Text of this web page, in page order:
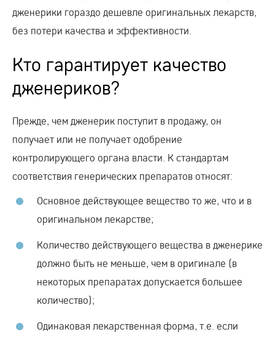
дженерики гораздо дешевле оригинальных лекарств,
без потери качества и эффективности.
Кто гарантирует качество
дженериков?
Прежде, чем дженерик поступит в продажу, он
получает или не получает одобрение
контролирующего органа власти. К стандартам
соответствия генерических препаратов относят:
Основное действующее вещество то же, что и в
оригинальном лекарстве;
Количество действующего вещества в дженерике
должно быть не меньше, чем в оригинале (в
некоторых препаратах допускается большее
количество);
Одинаковая лекарственная форма, т.е. если